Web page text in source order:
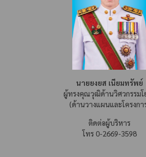
นายยงยส เนียมทรัพย์
ผู้ทรงคุณวุฒิด้านวิศวกรรมโ
(ด้านวางแผนและโครงกา
ติดต่อผู้บริหาร
โทร 0-2669-3598